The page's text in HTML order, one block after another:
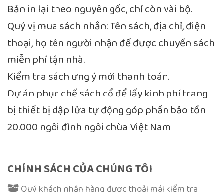
Bản in lại theo nguyên gốc, chỉ còn vài bộ.
Quý vị mua sách nhắn: Tên sách, địa chỉ, điện
thoại, họ tên người nhận để được chuyển sách
miễn phí tận nhà.
Kiểm tra sách ưng ý mới thanh toán.
Dự án phục chế sách cổ để lấy kinh phí trang
bị thiết bị dập lửa tự động góp phần bảo tồn
20.000 ngôi đình ngôi chùa Việt Nam
CHÍNH SÁCH CỦA CHÚNG TÔI
Quý khách nhận hàng được thoải mái kiểm tra